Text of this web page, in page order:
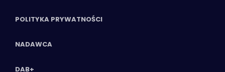
POLITYKA PRYWATNOŚCI
NADAWCA
DAB+